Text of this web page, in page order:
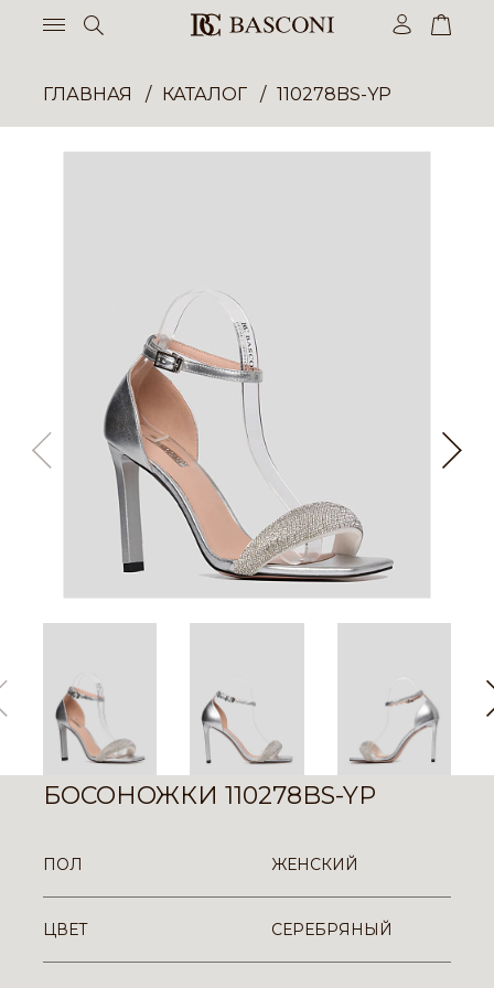
ГЛАВНАЯ КАТАЛОГ 110278BS-YP
БОСОНОЖКИ 110278BS-YP
ПОЛ ЖЕНСКИЙ
ЦВЕТ СЕРЕБРЯНЫЙ